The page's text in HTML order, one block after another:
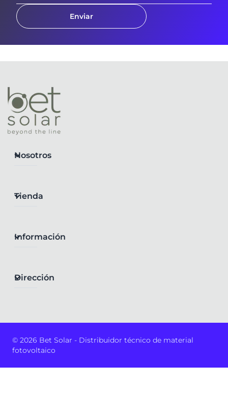
Enviar
Nosotros
Tienda
Información
Dirección
© 2026 Bet Solar - Distribuidor técnico de material
fotovoltaico